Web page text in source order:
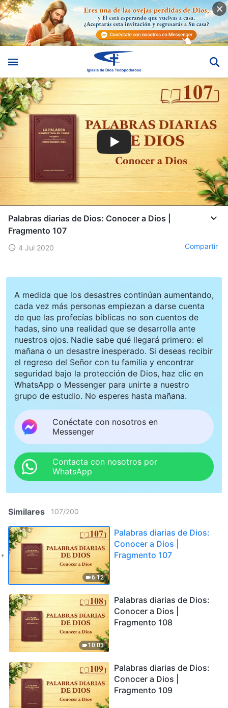
Palabras diarias de Dios: Conocer a Dios |
Fragmento 107
4 Jul 2020 Compartir
A medida que los desastres continúan aumentando,
cada vez más personas empiezan a darse cuenta
de que las profecías bíblicas no son cuentos de
hadas, sino una realidad que se desarrolla ante
nuestros ojos. Nadie sabe qué llegará primero: el
mañana o un desastre inesperado. Si deseas recibir
el regreso del Señor con tu familia y encontrar
seguridad bajo la protección de Dios, haz clic en
WhatsApp o Messenger para unirte a nuestro
grupo de estudio. No esperes hasta mañana.
Conéctate con nosotros en
Messenger
Contacta con nosotros por
WhatsApp
Similares 107/200
6:12
Palabras diarias de Dios:
Conocer a Dios |
Fragmento 107
10:03
Palabras diarias de Dios:
Conocer a Dios |
Fragmento 108
Palabras diarias de Dios:
Conocer a Dios |
Fragmento 109